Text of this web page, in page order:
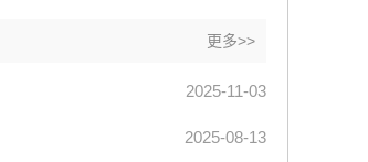
更多>>
2025-11-03
2025-08-13